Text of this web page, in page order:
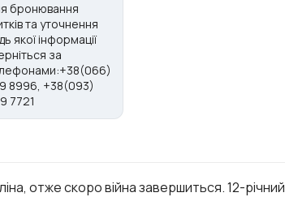
бронювання
та уточнення
якої інформації
за
8996, +38(093)
7721
отже скоро війна завершиться. 12-річний